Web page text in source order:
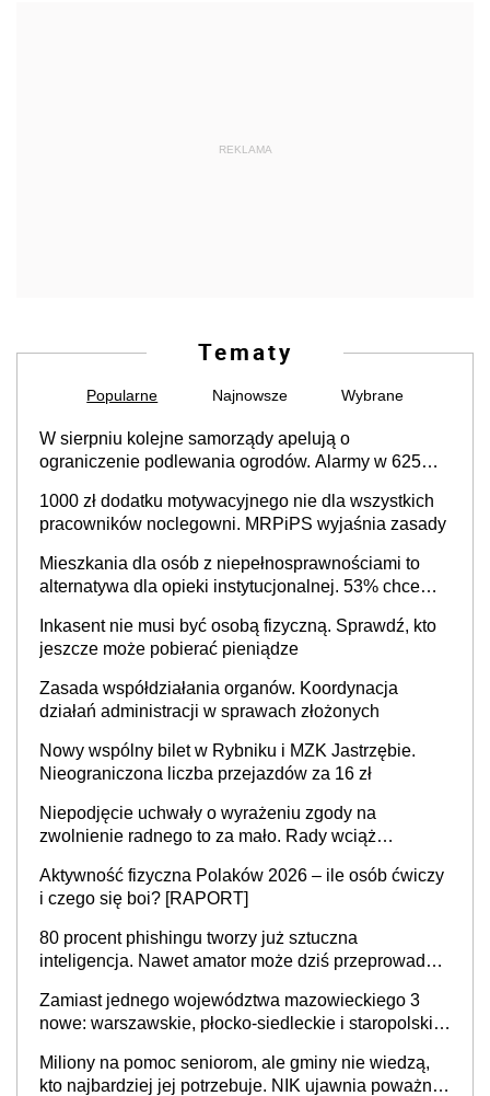
REKLAMA
Tematy
Popularne Najnowsze Wybrane
W sierpniu kolejne samorządy apelują o
ograniczenie podlewania ogrodów. Alarmy w 625
cały kraj
1000 zł dodatku motywacyjnego nie dla wszystkich
pracowników noclegowni. MRPiPS wyjaśnia zasady
Mieszkania dla osób z niepełnosprawnościami to
alternatywa dla opieki instytucjonalnej. 53% chce
Inkasent nie musi być osobą fizyczną. Sprawdź, kto
jeszcze może pobierać pieniądze
Zasada współdziałania organów. Koordynacja
działań administracji w sprawach złożonych
Nowy wspólny bilet w Rybniku i MZK Jastrzębie.
Nieograniczona liczba przejazdów za 16 zł
Niepodjęcie uchwały o wyrażeniu zgody na
zwolnienie radnego to za mało. Rady wciąż
sprawy
Aktywność fizyczna Polaków 2026 – ile osób ćwiczy
i czego się boi? [RAPORT]
80 procent phishingu tworzy już sztuczna
inteligencja. Nawet amator może dziś przeprowadzić
Zamiast jednego województwa mazowieckiego 3
nowe: warszawskie, płocko-siedleckie i staropolskie.
stołecznych
Miliony na pomoc seniorom, ale gminy nie wiedzą,
kto najbardziej jej potrzebuje. NIK ujawnia poważną